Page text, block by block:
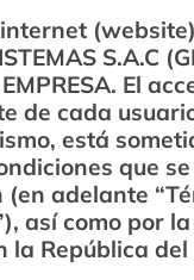
S.A.C
El
de cada
está
que
adelante
así como por
la República del